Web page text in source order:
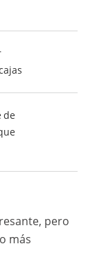
de
pero
más